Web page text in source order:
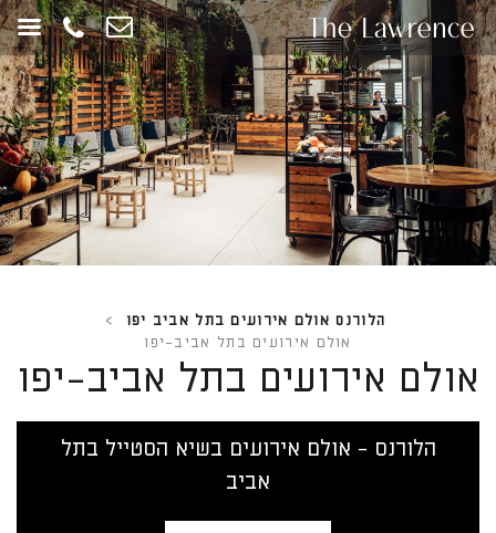
תחילתו
של
דף
אינטרנט,
לחץ
אנטר
כדי
לעבור
לאזור
תוכן
הלורנס אולם אירועים בתל אביב יפו
>
אולם אירועים בתל אביב-יפו
אולם אירועים בתל אביב-יפו
הלורנס - אולם אירועים בשיא הסטייל בתל
אביב